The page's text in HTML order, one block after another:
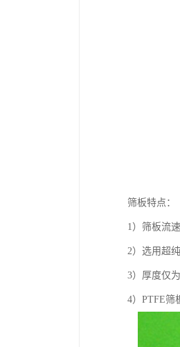
筛板特点：
1）筛板流
2）选用超
3）厚度仅
4）PTFE筛